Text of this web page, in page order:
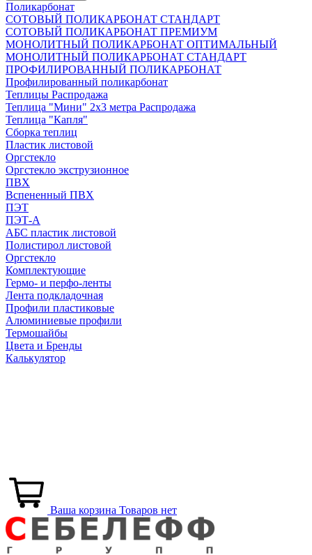
Поликарбонат
СОТОВЫЙ ПОЛИКАРБОНАТ СТАНДАРТ
СОТОВЫЙ ПОЛИКАРБОНАТ ПРЕМИУМ
МОНОЛИТНЫЙ ПОЛИКАРБОНАТ ОПТИМАЛЬНЫЙ
МОНОЛИТНЫЙ ПОЛИКАРБОНАТ СТАНДАРТ
ПРОФИЛИРОВАННЫЙ ПОЛИКАРБОНАТ
Профилированный поликарбонат
Теплицы Распродажа
Теплица "Мини" 2х3 метра Распродажа
Теплица "Капля"
Сборка теплиц
Пластик листовой
Оргстекло
Оргстекло экструзионное
ПВХ
Вспененный ПВХ
ПЭТ
ПЭТ-А
АБС пластик листовой
Полистирол листовой
Оргстекло
Комплектующие
Гермо- и перфо-ленты
Лента подкладочная
Профили пластиковые
Алюминиевые профили
Термошайбы
Цвета и Бренды
Калькулятор
Ваша корзина Товаров нет